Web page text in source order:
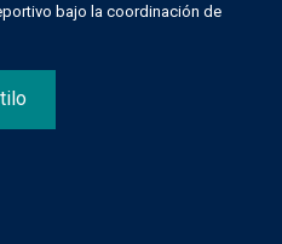
bajo la coordinación de